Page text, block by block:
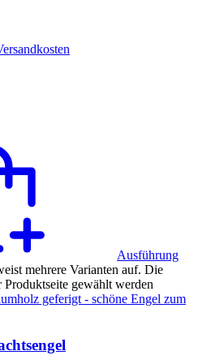
Ausführung
mehrere Varianten auf. Die
gewählt werden